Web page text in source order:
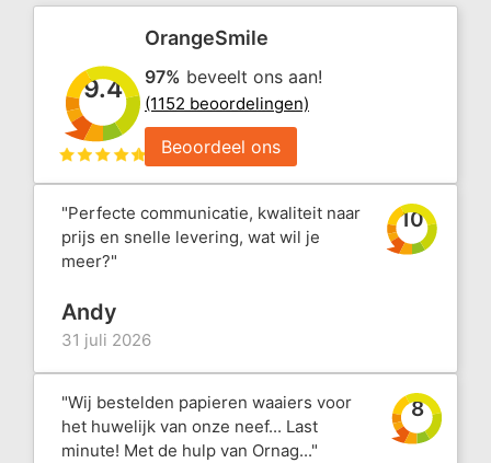
9.4
OrangeSmile
97% beveelt ons aan!
(1152 beoordelingen)
Beoordeel ons
"Perfecte communicatie, kwaliteit naar
prijs en snelle levering, wat wil je
meer?"
10
Andy
31 juli 2026
"Wij bestelden papieren waaiers voor
het huwelijk van onze neef... Last
minute! Met de hulp van Ornag..."
8